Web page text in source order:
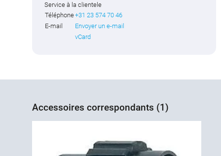
Service à la clientele
Téléphone+31 23 574 70 46
E-mail
Envoyer un e-mail
vCard
Accessoires correspondants (1)